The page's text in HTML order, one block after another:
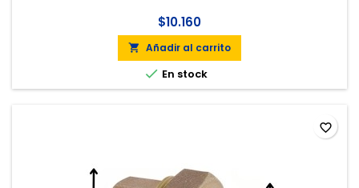
$10.160
 Añadir al carrito
 En stock
favorite_border